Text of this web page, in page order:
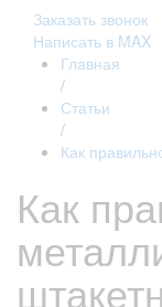
Заказать звонок
Написать в MAX
Главная
/
Статьи
/
Как
Как